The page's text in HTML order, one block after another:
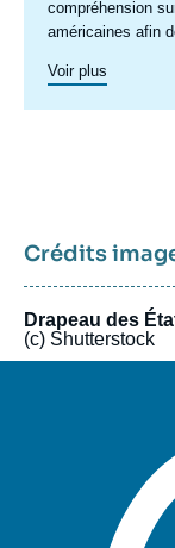
compréhension
américaines afin
transatlantiques
Voir plus
Crédits
Drapeau des
(c) Shutterstock